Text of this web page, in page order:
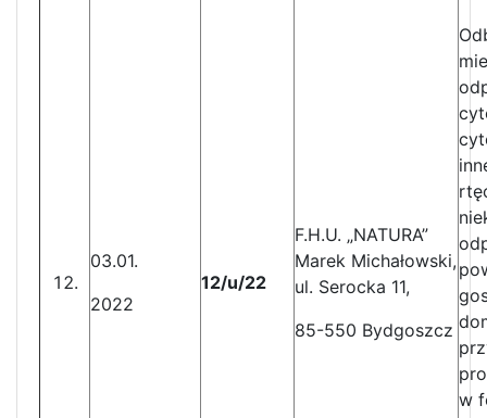
03.01.
2022
12/u/22
F.H.U. „NATURA”
Marek Michałowski,
ul. Serocka 11,
85-550 Bydgoszcz
w